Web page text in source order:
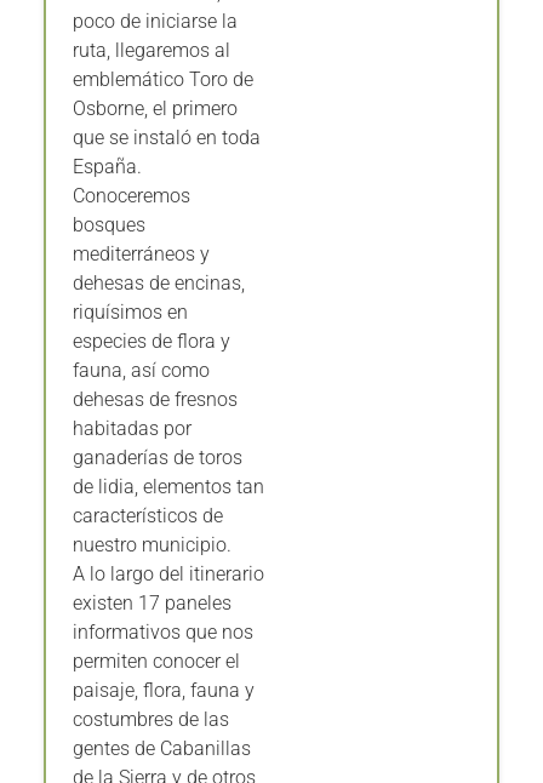
poco de iniciarse la
ruta, llegaremos al
emblemático Toro de
Osborne, el primero
que se instaló en toda
España.
Conoceremos
bosques
mediterráneos y
dehesas de encinas,
riquísimos en
especies de flora y
fauna, así como
dehesas de fresnos
habitadas por
ganaderías de toros
de lidia, elementos tan
característicos de
nuestro municipio.
A lo largo del itinerario
existen 17 paneles
informativos que nos
permiten conocer el
paisaje, flora, fauna y
costumbres de las
gentes de Cabanillas
de la Sierra y de otros